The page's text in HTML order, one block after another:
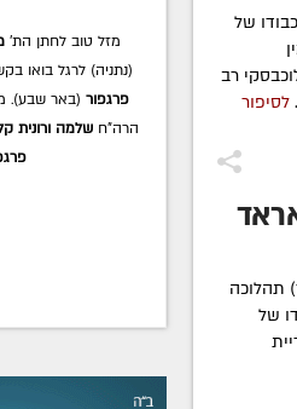
של
רב
לסיפור
תהלוכה
של
מזל טוב לחתן הת'
(נתניה) לרגל בואו
פרגפור (באר שבע).
הרה"ח שלמה ורונית